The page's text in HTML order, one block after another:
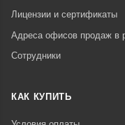
Лицензии и сертификаты
Адреса офисов продаж в
Сотрудники
КАК КУПИТЬ